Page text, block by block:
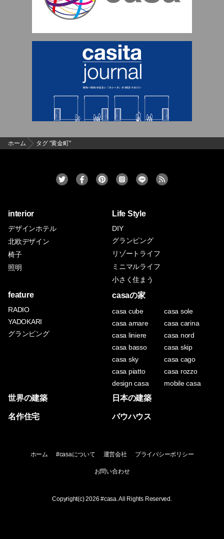
ホーム タグ "黄金町"
interior
デザインホテル
北欧デザイン
椅子
照明
Life Style
DIY
グランピング
リゾートライフ
ミニマルライフ
小さく住まう
feature
RADIO
YADOKARI
グランピング
casaの家
casa cube
casa sole
casa amare
casa carina
casa liniere
casa nord
casa basso
casa skip
casa sky
casa cago
casa piatto
casa rozzo
design casa
mobile casa
世界の建築 日本の建築
名作住宅 バウハウス
ホーム #casaについて 運営会社 プライバシーポリシー
お問い合わせ
Copyright(c) 2026#casa. All Rights Reserved.